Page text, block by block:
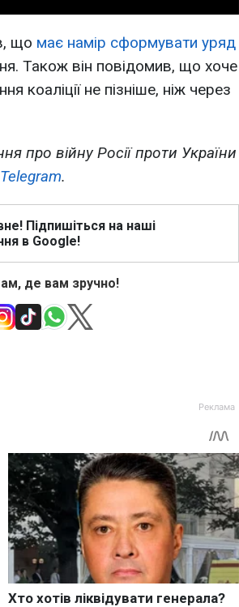
що має намір сформувати уряд
Також він повідомив, що хоче
коаліції не пізніше, ніж через
про війну Росії проти України
.
Підпишіться на наші
в Google!
де вам зручно!